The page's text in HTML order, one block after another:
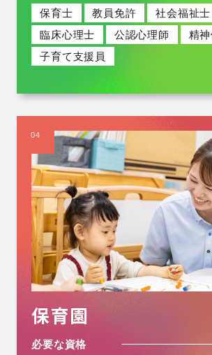
保育士 教員免許
社会福祉士
臨床心理士
公認心理師
精
子育て支援員
04
保育園
必要な資格